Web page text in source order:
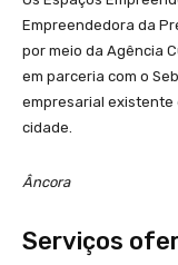
Empreendedora da
por meio da Agência
em parceria com o
empresarial existente
cidade.
Âncora
Serviços